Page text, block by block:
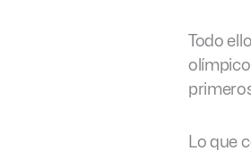
Todo
Lo que